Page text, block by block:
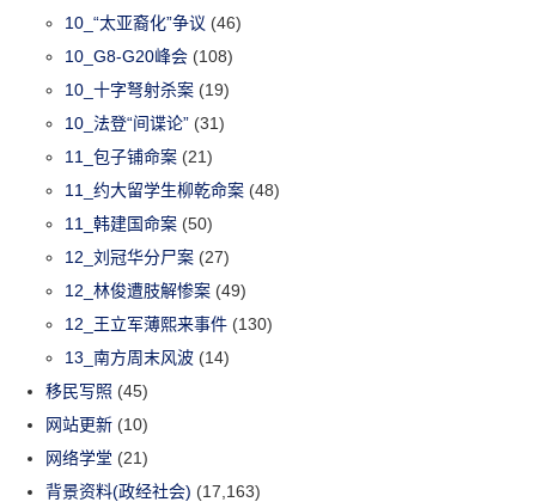
10_“太亚裔化”争议 (46)
10_G8-G20峰会 (108)
10_十字弩射杀案 (19)
10_法登“间谍论” (31)
11_包子铺命案 (21)
11_约大留学生柳乾命案 (48)
11_韩建国命案 (50)
12_刘冠华分尸案 (27)
12_林俊遭肢解惨案 (49)
12_王立军薄熙来事件 (130)
13_南方周末风波 (14)
移民写照 (45)
网站更新 (10)
网络学堂 (21)
背景资料(政经社会) (17,163)